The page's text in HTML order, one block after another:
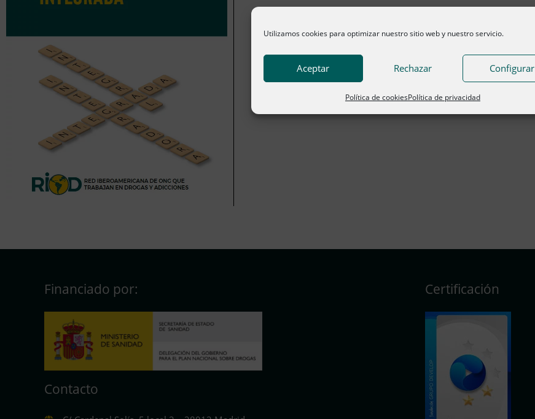
Utilizamos cookies para optimizar nuestro sitio web y nuestro servicio.
Aceptar Rechazar Configurar
Política de cookiesPolítica de privacidad
Financiado por:
Contacto
Certificación